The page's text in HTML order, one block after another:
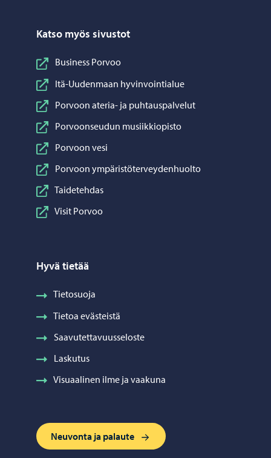
Katso myös sivustot
Business Porvoo
Itä-Uudenmaan hyvinvointialue
Porvoon ateria- ja puhtauspalvelut
Porvoonseudun musiikkiopisto
Porvoon vesi
Porvoon ympäristöterveydenhuolto
Taidetehdas
Visit Porvoo
Hyvä tietää
Tietosuoja
Tietoa evästeistä
Saavutettavuusseloste
Laskutus
Visuaalinen ilme ja vaakuna
Neuvonta ja palaute